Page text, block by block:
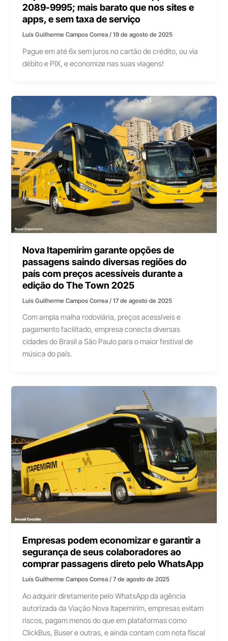
2089-9995; mais barato que nos sites e
apps, e sem taxa de serviço
Luís Guilherme Campos Correa/19 de agosto de 2025
Pague em até 6x sem juros no cartão de crédito, ou via
débito e PIX, e economize nas suas viagens!
Nova Itapemirim garante opções de
passagens saindo diversas regiões do
país com preços acessíveis durante a
edição do The Town 2025
Luís Guilherme Campos Correa/17 de agosto de 2025
Com ampla malha rodoviária, preços acessíveis e
pagamento facilitado, empresa conecta diversas
cidades do Brasil a São Paulo para o maior festival de
música do país.
Empresas podem economizar e garantir a
segurança de seus colaboradores ao
comprar passagens direto pelo WhatsApp
Luís Guilherme Campos Correa/7 de agosto de 2025
Ao adquirir diretamente pelo WhatsApp da agência
autorizada da Viação Nova Itapemirim, empresas evitam
riscos, pagam menos do que em plataformas como
ClickBus, Buser e outras, e ainda contam com nota fiscal